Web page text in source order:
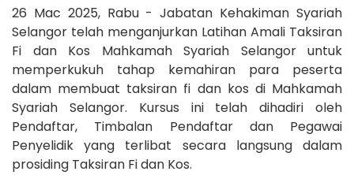
26 Mac 2025, Rabu - Jabatan Kehakiman Syariah
Selangor telah menganjurkan Latihan Amali Taksiran
Fi dan Kos Mahkamah Syariah Selangor untuk
memperkukuh tahap kemahiran para peserta
dalam membuat taksiran fi dan kos di Mahkamah
Syariah Selangor. Kursus ini telah dihadiri oleh
Pendaftar, Timbalan Pendaftar dan Pegawai
Penyelidik yang terlibat secara langsung dalam
prosiding Taksiran Fi dan Kos.